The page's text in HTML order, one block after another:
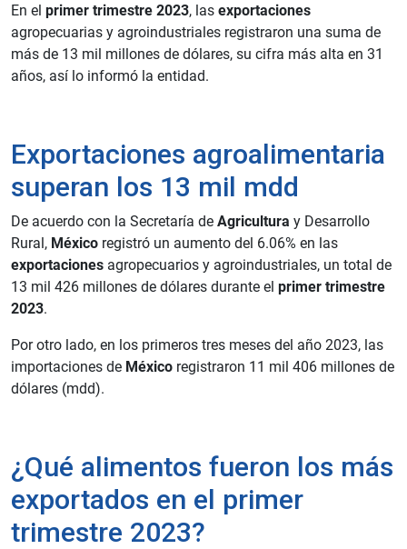
En el primer trimestre 2023, las exportaciones
agropecuarias y agroindustriales registraron una suma de
más de 13 mil millones de dólares, su cifra más alta en 31
años, así lo informó la entidad.
Exportaciones agroalimentaria
superan los 13 mil mdd
De acuerdo con la Secretaría de Agricultura y Desarrollo
Rural, México registró un aumento del 6.06% en las
exportaciones agropecuarios y agroindustriales, un total de
13 mil 426 millones de dólares durante el primer trimestre
2023.
Por otro lado, en los primeros tres meses del año 2023, las
importaciones de México registraron 11 mil 406 millones de
dólares (mdd).
¿Qué alimentos fueron los más
exportados en el primer
trimestre 2023?